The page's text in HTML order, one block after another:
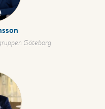
Göteborg